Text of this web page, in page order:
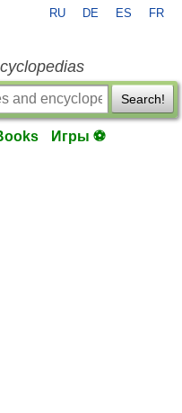
RU DE ES FR
Search!
Игры ⚽